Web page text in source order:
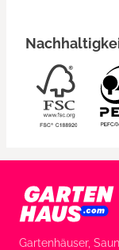
Gartenhäuser,